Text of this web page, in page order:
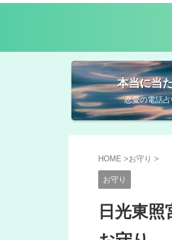
本当に当
恋愛の電話
HOME >お守り >
お守り
日光東